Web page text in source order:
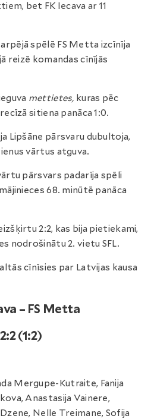
bet FK Iecava ar 11
spēlē FS Metta izcīnīja
reizē komandas cīnījās
mettietes, kuras pēc
sitiena panāca 1:0.
Lipšāne pārsvaru dubultoja,
vārtus atguva.
pārsvars padarīja spēli
68. minūtē panāca
2:2, kas bija pietiekami,
nodrošinātu 2. vietu SFL.
cīnīsies par Latvijas kausa
– FS Metta
2:2 (1:2)
Mergupe-Kutraite, Fanija
Anastasija Vainere,
Nelle Treimane, Sofija